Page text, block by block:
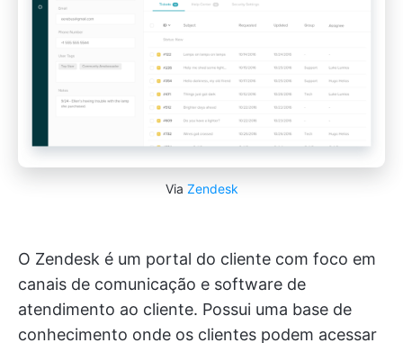
Via Zendesk
O Zendesk é um portal do cliente com foco em
canais de comunicação e software de
atendimento ao cliente. Possui uma base de
conhecimento onde os clientes podem acessar